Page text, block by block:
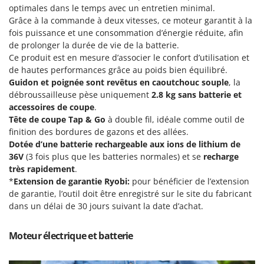
Groupes électrogènes
Gyrobroyeurs à lame pour tracteur
H
Haches - Cognées et Hachettes
Hachoirs à viande
Herses à Dents
Herses Rotatives
L
Lames à neige
Lames niveleuses pour tracteur
Lave-vitres
Lieuses électriques pour vignes
M
Machines à pâtes
E
EcoFlow
Edilmark
Effeuno
Einhell
Elegen
Energy Gruppi
Enotecnica Pillan
Eschenfelder
EuroMech
Eurosystems
F
Fama Industrie
optimales dans le temps avec un entretien minimal.
Grâce à la commande à deux vitesses, ce moteur garantit à la
fois puissance et une consommation d’énergie réduite, afin
de prolonger la durée de vie de la batterie.
Ce produit est en mesure d’associer le confort d’utilisation et
de hautes performances grâce au poids bien équilibré.
Guidon et poignée sont revêtus en caoutchouc souple, la
débroussailleuse pèse uniquement 2.8 kg sans batterie et
accessoires de coupe.
Tête de coupe Tap & Go à double fil, idéale comme outil de
finition des bordures de gazons et des allées.
Dotée d’une batterie rechargeable aux ions de lithium de
36V (3 fois plus que les batteries normales) et se recharge
très rapidement.
*Extension de garantie Ryobi: pour bénéficier de l’extension
de garantie, l’outil doit être enregistré sur le site du fabricant
dans un délai de 30 jours suivant la date d’achat.
Moteur électrique et batterie